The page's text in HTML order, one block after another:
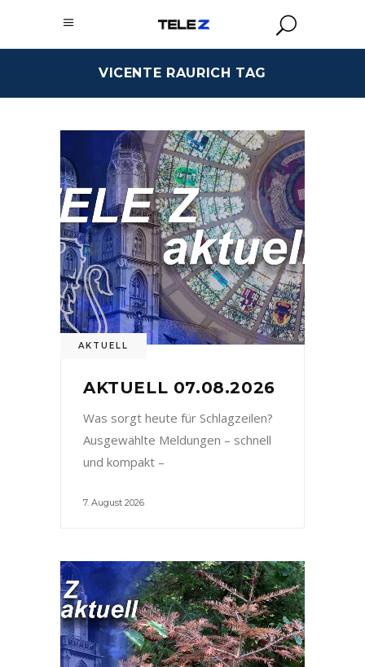
VICENTE RAURICH TAG
AKTUELL
AKTUELL 07.08.2026
Was sorgt heute für Schlagzeilen?
Ausgewählte Meldungen – schnell
und kompakt –
7. August 2026